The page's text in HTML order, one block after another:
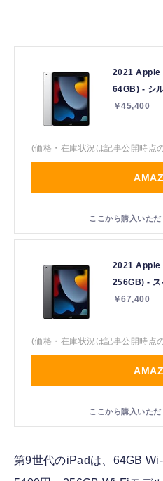
2021 Apple
64GB) - シ
￥45,400
(価格・在庫状況は記事公開時点
2021 Apple
256GB) - ス
￥67,400
(価格・在庫状況は記事公開時点
第9世代のiPadは、64GB